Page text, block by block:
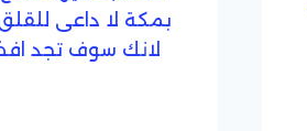
بمكة لا داعى للقلق
لانك سوف تجد